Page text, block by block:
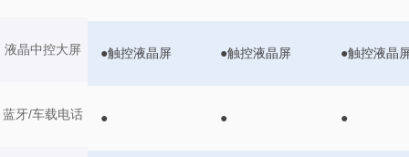
液晶中控大屏
蓝牙/车载电话
●触控液晶屏 ●触控液晶屏 ●触控液晶
● ● ●